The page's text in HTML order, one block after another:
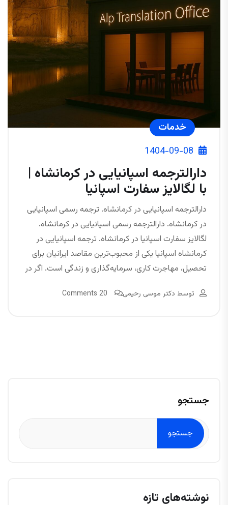
خدمات
1404-09-08
دارالترجمه اسپانیایی در کرمانشاه |
با لگالایز سفارت اسپانیا
دارالترجمه اسپانیایی در کرمانشاه. ترجمه رسمی اسپانیایی
در کرمانشاه. دارالترجمه رسمی اسپانیایی در کرمانشاه.
لگالایز سفارت اسپانیا در کرمانشاه. ترجمه اسپانیایی در
کرمانشاه اسپانیا یکی از محبوب‌ترین مقاصد ایرانیان برای
تحصیل، مهاجرت کاری، سرمایه‌گذاری و زندگی است. اگر در
توسط دکتر موسی رحیمی 20 Comments
جستجو
جستجو
نوشته‌های تازه